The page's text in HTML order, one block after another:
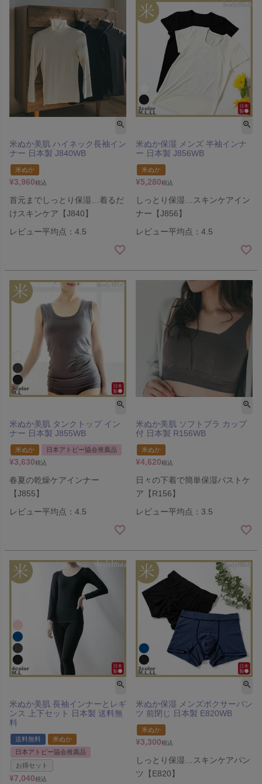
米ぬか美肌 ハイネック長袖イン
ナー 日本製 J840WB
米ぬか
¥3,960税込
首元までしっとり保湿…着るだ
けスキンケア【J840】
レビュー平均点：4.5
米ぬか保湿 メンズ 半袖インナ
ー 日本製 J856WB
米ぬか
¥5,280税込
しっとり保湿…スキンケアイン
ナー【J856】
レビュー平均点：4.5
米ぬか美肌 タンクトップ イン
ナー 日本製 J855WB
米ぬか 日本アトピー協会推薦品
¥3,630税込
春夏の乾燥ケアインナー
【J855】
レビュー平均点：4.5
米ぬか美肌 ソフトブラ カップ
付 日本製 R156WB
米ぬか
¥4,620税込
日々の下着で簡単保湿バストケ
ア【R156】
レビュー平均点：3.5
米ぬか美肌 長袖インナーとレギ
ンス 上下セット 日本製 送料無
料
送料無料
米ぬか
日本アトピー協会推薦品
お得セット
¥7,040税込
米ぬか保湿 メンズボクサーパン
ツ 前閉じ 日本製 E820WB
米ぬか
¥3,300税込
しっとり保湿…スキンケアパン
ツ【E820】